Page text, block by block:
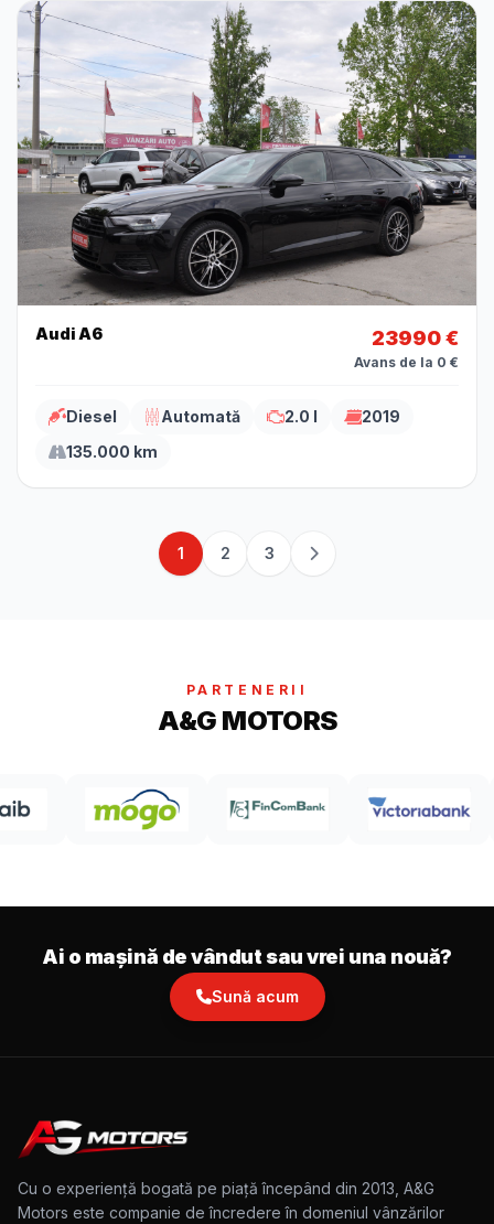
Audi A6 23990 €
Avans de la 0 €
Diesel Automată 2.0 l
2019
135.000 km
1 2 3
PARTENERII
A&G MOTORS
Ai o mașină de vândut sau vrei una nouă?
Sună acum
Cu o experiență bogată pe piață începând din 2013, A&G
Motors este companie de încredere în domeniul vânzărilor